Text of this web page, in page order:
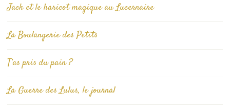
Jack et le haricot magique au Lucernaire
La Boulangerie des Petits
T’as pris du pain ?
La Guerre des Lulus, le journal